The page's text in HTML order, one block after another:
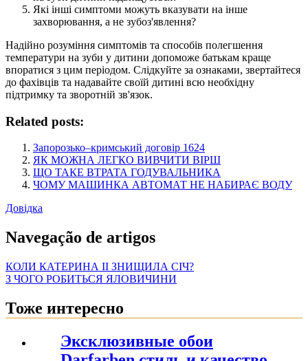
Які інші симптоми можуть вказувати на інше
захворювання, а не зубоз'явлення?
Надійно розуміння симптомів та способів полегшення
температури на зуби у дитини допоможе батькам краще
впоратися з цим періодом. Слідкуйте за ознаками, звертайтеся
до фахівців та надавайте своїй дитині всю необхідну
підтримку та зворотній зв'язок.
Related posts:
Запорозько–кримський договір 1624
ЯК МОЖНА ЛЕГКО ВИВЧИТИ ВІРШ
ЩО ТАКЕ ВТРАТА ГОДУВАЛЬНИКА
ЧОМУ МАШИНКА АВТОМАТ НЕ НАБИРАЄ ВОДУ
Довідка
Navegação de artigos
КОЛИ КАТЕРИНА ІІ ЗНИЩИЛА СІЧ?
З ЧОГО РОБИТЬСЯ ЯЛОВИЧИНИ
Тоже интересно
Эксклюзивные обои